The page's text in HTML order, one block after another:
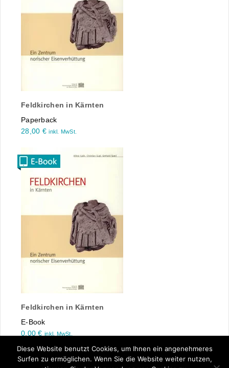
Feldkirchen in Kärnten
Paperback
28,00 € inkl. MwSt.
Feldkirchen in Kärnten
E-Book
0,00€ inkl. MwSt.
Diese Website benutzt Cookies, um Ihnen ein angenehmeres
Surfen zu ermöglichen. Wenn Sie die Website weiter nutzen,